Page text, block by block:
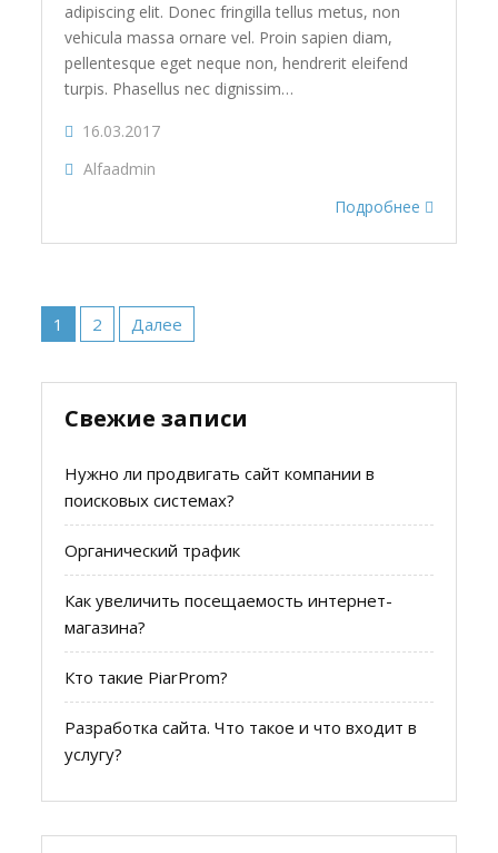
adipiscing elit. Donec fringilla tellus metus, non
vehicula massa ornare vel. Proin sapien diam,
pellentesque eget neque non, hendrerit eleifend
turpis. Phasellus nec dignissim…
16.03.2017
Alfaadmin
Подробнее
Пагинация
записей
1 2 Далее
Свежие записи
Нужно ли продвигать сайт компании в
поисковых системах?
Органический трафик
Как увеличить посещаемость интернет-
магазина?
Кто такие PiarProm?
Разработка сайта. Что такое и что входит в
услугу?